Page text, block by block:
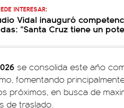
INTERESAR:
Vidal inauguró
"Santa Cruz tiene un
se consolida este año
fomentando
próximos, en busca de
de traslado.